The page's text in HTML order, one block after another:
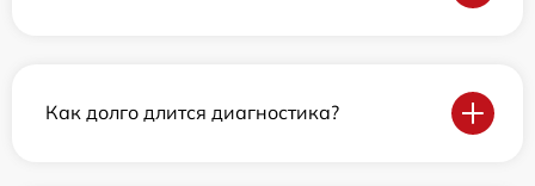
Как долго длится диагностика?